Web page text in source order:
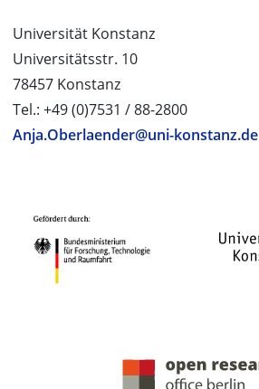
Universität Konstanz
Universitätsstr. 10
78457 Konstanz
Tel.: +49 (0)7531 / 88-2800
Anja.Oberlaender@uni-konstanz.de